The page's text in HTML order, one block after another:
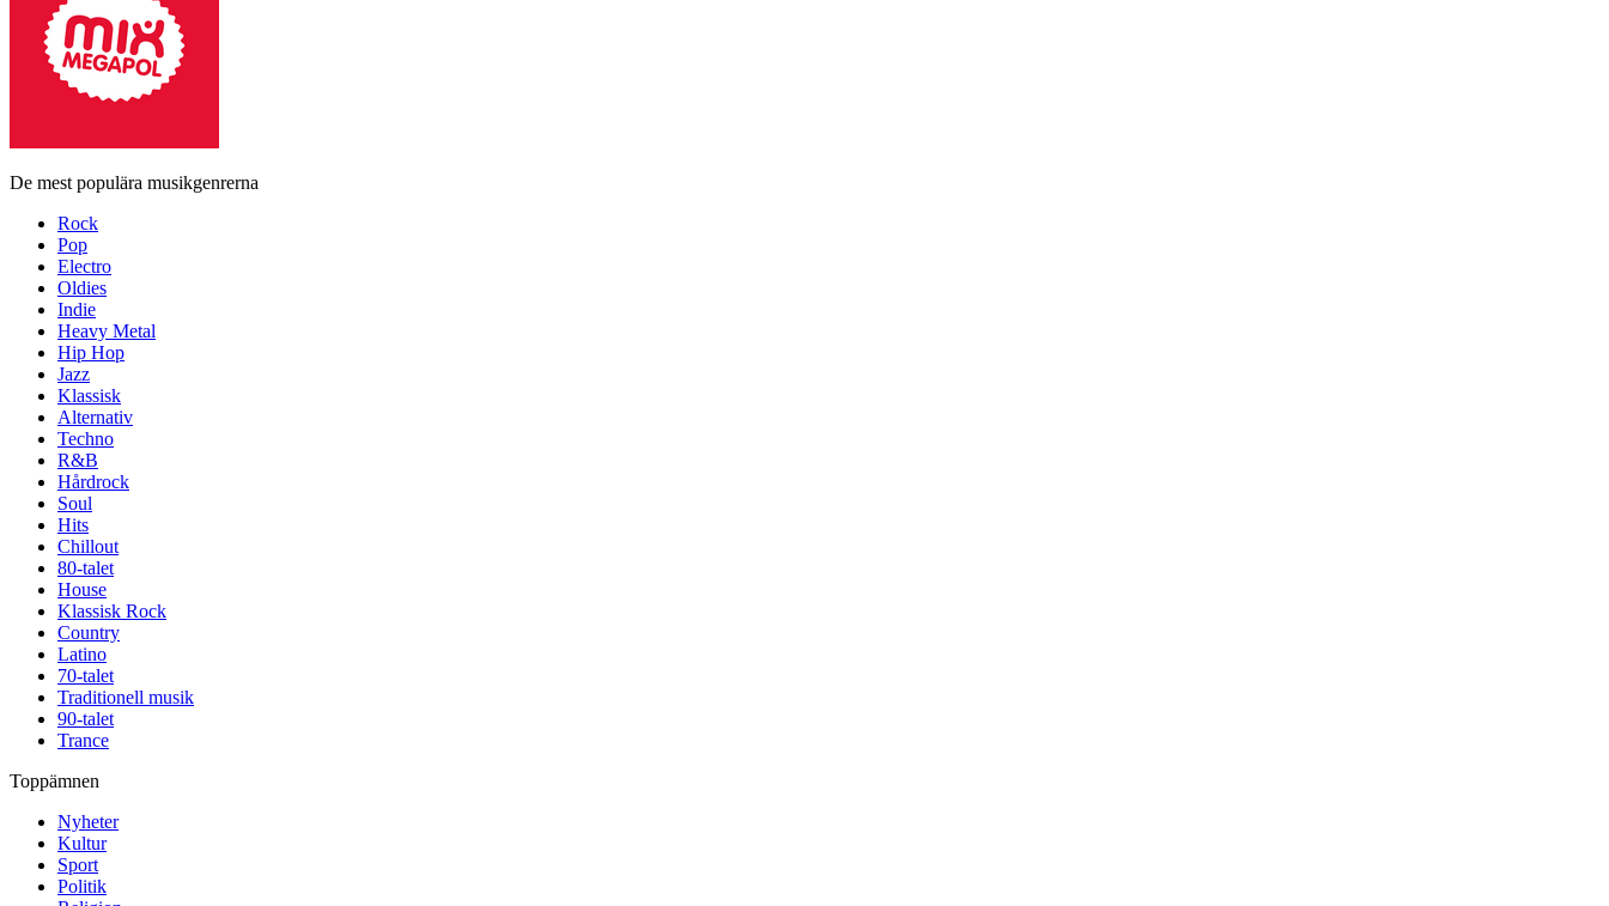
De mest populära musikgenrerna
Rock
Pop
Electro
Oldies
Indie
Heavy Metal
Hip Hop
Jazz
Klassisk
Alternativ
Techno
R&B
Hårdrock
Soul
Hits
Chillout
80-talet
House
Klassisk Rock
Country
Latino
70-talet
Traditionell musik
90-talet
Trance
Toppämnen
Nyheter
Kultur
Sport
Politik